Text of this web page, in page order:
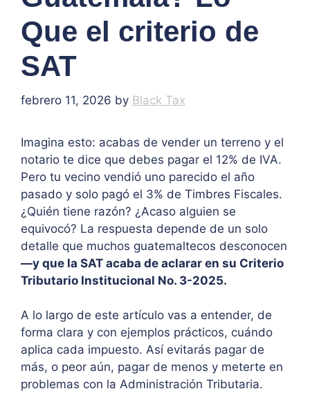
Que el criterio de
SAT
febrero 11, 2026 by Black Tax
Imagina esto: acabas de vender un terreno y el
notario te dice que debes pagar el 12% de IVA.
Pero tu vecino vendió uno parecido el año
pasado y solo pagó el 3% de Timbres Fiscales.
¿Quién tiene razón? ¿Acaso alguien se
equivocó? La respuesta depende de un solo
detalle que muchos guatemaltecos desconocen
—y que la SAT acaba de aclarar en su Criterio
Tributario Institucional No. 3-2025.
A lo largo de este artículo vas a entender, de
forma clara y con ejemplos prácticos, cuándo
aplica cada impuesto. Así evitarás pagar de
más, o peor aún, pagar de menos y meterte en
problemas con la Administración Tributaria.